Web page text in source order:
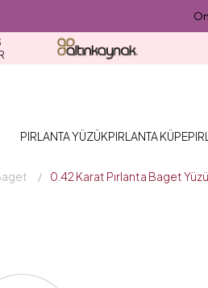
PIRLANTA YÜZÜKPIRLANTA KÜPE
0.42 Karat Pırlanta Baget